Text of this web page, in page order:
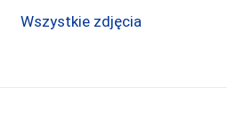
Wszystkie zdjęcia